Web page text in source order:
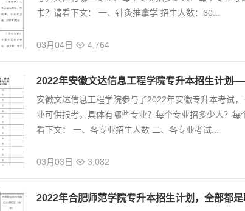
书？请看下文： 一、针灸推拿学 招生人数：60...
03月04日 4,764
2022年安徽文达信息工程学院专升本招生计划
安徽文达信息工程学院参与了2022年安徽专升本考试
业可供报考。具体有哪些专业？每个专业招多少人？
看下文： 一、各专业招生人数 二、各专业考试...
03月03日 3,082
2022年合肥师范学院专升本招生计划，全部都